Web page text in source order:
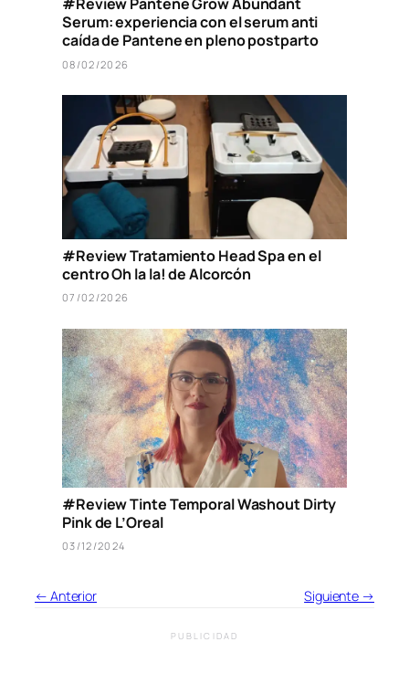
Serum: experiencia con el serum anti
caída de Pantene en pleno postparto
08/02/2026
#Review Tratamiento Head Spa en el
centro Oh la la! de Alcorcón
07/02/2026
#Review Tinte Temporal Washout Dirty
Pink de L’Oreal
03/12/2024
← Anterior Siguiente →
PUBLICIDAD